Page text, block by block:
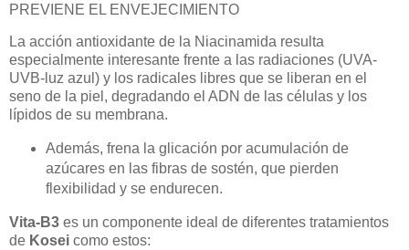
PREVIENE EL ENVEJECIMIENTO
La acción antioxidante de la Niacinamida resulta
especialmente interesante frente a las radiaciones (UVA-
UVB-luz azul) y los radicales libres que se liberan en el
seno de la piel, degradando el ADN de las células y los
lípidos de su membrana.
Además, frena la glicación por acumulación de
azúcares en las fibras de sostén, que pierden
flexibilidad y se endurecen.
Vita-B3 es un componente ideal de diferentes tratamientos
de Kosei como estos: